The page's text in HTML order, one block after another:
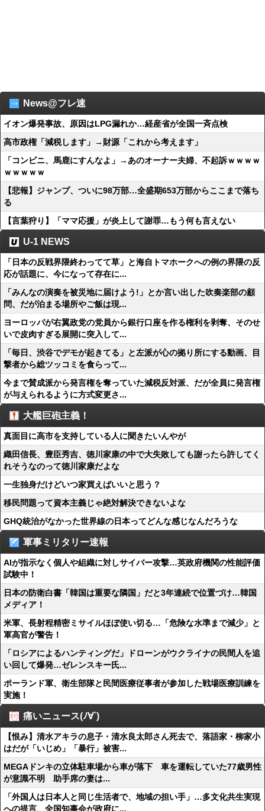
News@フレ速
イオン爆発事故、原因はLPG漏れか…経産省が全国一斉点検
高市政権「減税します」→財源「これから考えます」
「コンビニ、馬鹿にすんなよ」→あのオーナー夫婦、不起訴ｗｗｗｗ
ｗｗｗｗｗ
【悲報】ジャンプ、ついに98万部…全盛期653万部からここまで落ち
る
【言葉狩り】「ママ応援」が炎上して謝罪…もう何も言えない
U-1 NEWS
「日本の反戦界隈終わってて草」と海自トマホークへの例の界隈の反
応が話題に、今になって存在に...
「みんなの演奏を被災地に届けよう!」とか言い出した吹奏楽部の顧
問、だが泊まる場所やご飯は現...
ヨーロッパが右翼政党の党員から銀行口座を作る権利を剥奪、そのせ
いで皮肉すぎる展開に突入して...
「毎日、渋谷でデモが起きてる」と左派が心の拠り所にする動画、目
撃者から総ツッコミを食らって...
今まで賛成派から発言権を奪っていた減税反対派、だが全員に発言権
が与えられるように方式変更さ...
大艦巨砲主義！
真面目に高市を支持している人に聞きたいんやが
織田信長、豊臣秀吉、徳川家康の中で大失敗しても謝ったら許してく
れそうなのって徳川家康だよな
一生独身だけどいつ家買えばいいと思う？
移民問題って資本主義じゃ絶対解決できないよな
GHQ統治がなかった世界線の日本ってどんな感じなんだろうな
軍事ミリタリー速報
AIが指示なく個人や組織に対しサイバー攻撃…英政府機関の性能評価
試験中！
日本の防衛白書「韓国は重要な隣国」だと3年連続で位置づけ…韓国
メディア！
米軍、長射程精密ミサイルほぼ使い切る…「危険な水準まで減少」と
軍高官が警告！
「ロシアによるハンティングだ」ドローンがウクライナの民間人を追
い回して爆発…ゼレンスキー氏...
ポーランド軍、衛生部隊と民間医療従事者が参加した戦場医療訓練を
実施！
痛いニュース(ﾉ∀`)
【恨み】清水アキラの息子・清水良太郎さん死去で、落語家・柳家小
はだが「いじめ」「暴行」被害...
MEGAドンキの立体駐車場から車が落下 車を運転していた77歳男性
が意識不明 助手席の妻は...
「外国人は日本人と同じ生活者で、地域の担い手」…多文化共生実現
への提言、全国知事会が政府に...